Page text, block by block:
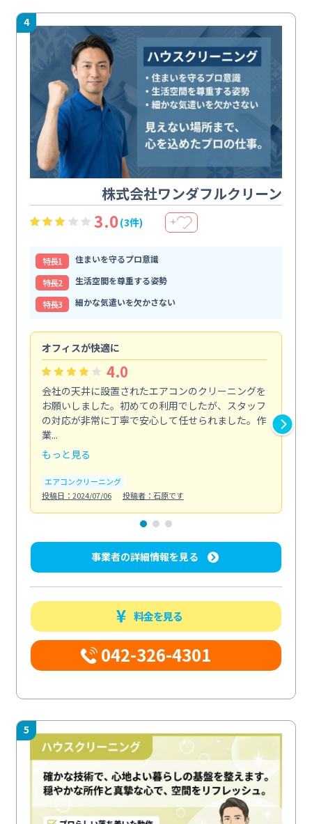
4
株式会社ワンダフルクリーン
3.0(3件) ＋
特⻑1
住まいを守るプロ意識
特⻑2
生活空間を尊重する姿勢
特⻑3
細かな気遣いを欠かさない
オフィスが快適に
4.0
会社の天井に設置されたエアコンのクリーニングを
お願いしました。初めての利用でしたが、スタッフ
の対応が非常に丁寧で安心して任せられました。作
業...
もっと見る
エアコンクリーニング
投稿日：2024/07/06
投稿者：石原です
事業者の詳細情報を見る
料金を見る
042-326-4301
5